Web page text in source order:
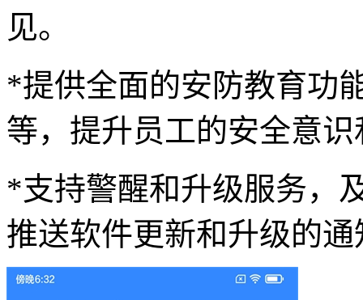
见。
*提供全面的安防教育功
等，提升员工的安全意
*支持警醒和升级服务，
推送软件更新和升级的通